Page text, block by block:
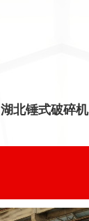
湖北锤式破碎机